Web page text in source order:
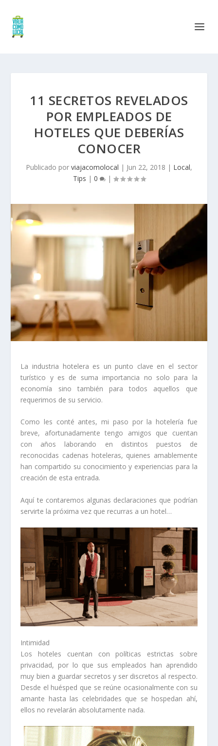
11 SECRETOS REVELADOS
POR EMPLEADOS DE
HOTELES QUE DEBERÍAS
CONOCER
Publicado por viajacomolocal | Jun 22, 2018 | Local,
Tips | 0 |
La industria hotelera es un punto clave en el sector
turístico y es de suma importancia no solo para la
economía sino también para todos aquellos que
requerimos de su servicio.
Como les conté antes, mi paso por la hotelería fue
breve, afortunadamente tengo amigos que cuentan
con años laborando en distintos puestos de
reconocidas cadenas hoteleras, quienes amablemente
han compartido su conocimiento y experiencias para la
creación de esta entrada.
Aquí te contaremos algunas declaraciones que podrían
servirte la próxima vez que recurras a un hotel…
Intimidad
Los hoteles cuentan con políticas estrictas sobre
privacidad, por lo que sus empleados han aprendido
muy bien a guardar secretos y ser discretos al respecto.
Desde el huésped que se reúne ocasionalmente con su
amante hasta las celebridades que se hospedan ahí,
ellos no revelarán absolutamente nada.